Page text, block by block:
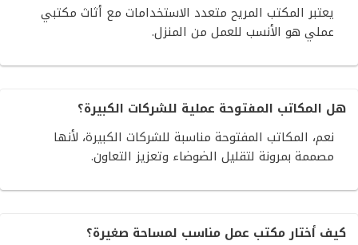
يعتبر المكتب المريح متعدد الاستخدامات مع أثاث مكتبي
عملي هو الأنسب للعمل من المنزل.
هل المكاتب المفتوحة عملية للشركات الكبيرة؟
نعم، المكاتب المفتوحة مناسبة للشركات الكبيرة، لأنها
مصممة بمرونة لتقليل الضوضاء وتعزيز التعاون.
كيف أختار مكتب عمل مناسب لمساحة صغيرة؟